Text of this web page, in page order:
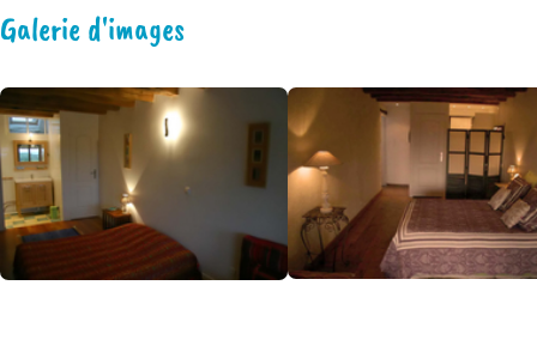
Galerie d'images